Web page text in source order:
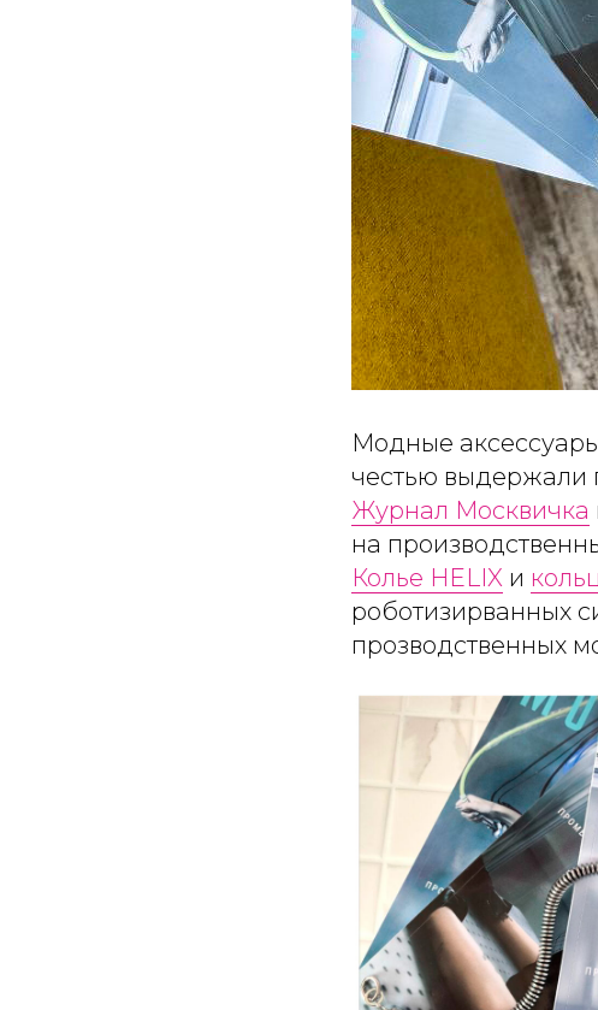
Модные
честью выдержали
Журнал Москвичка
на
Колье HELIX и
роботизирванных
прозводственных